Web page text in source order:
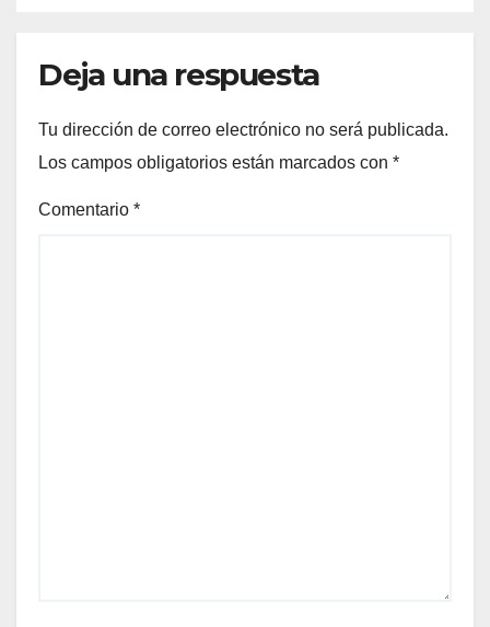
Deja una respuesta
Tu dirección de correo electrónico no será publicada.
Los campos obligatorios están marcados con *
Comentario *